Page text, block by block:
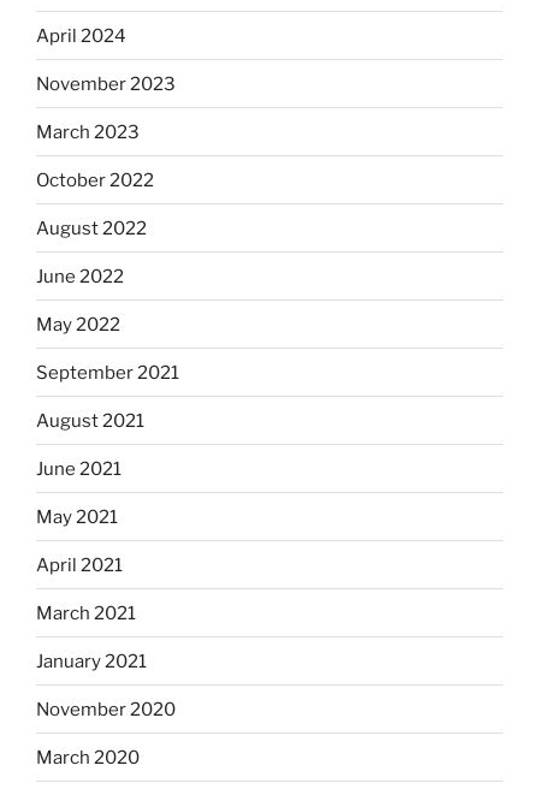
April 2024
November 2023
March 2023
October 2022
August 2022
June 2022
May 2022
September 2021
August 2021
June 2021
May 2021
April 2021
March 2021
January 2021
November 2020
March 2020